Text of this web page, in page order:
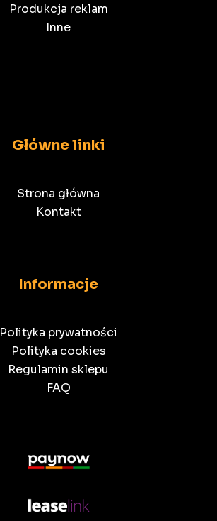
Produkcja reklam
Inne
Główne linki
Strona główna
Kontakt
Informacje
Polityka prywatności
Polityka cookies
Regulamin sklepu
FAQ